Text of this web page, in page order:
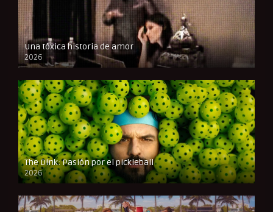
Una tóxica historia de amor
2026
FULL HD
The Dink: Pasión por el pickleball
2026
FULL HD